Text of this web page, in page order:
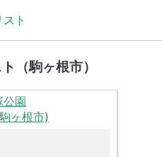
（駒ヶ根市）
公園
ヶ根市)